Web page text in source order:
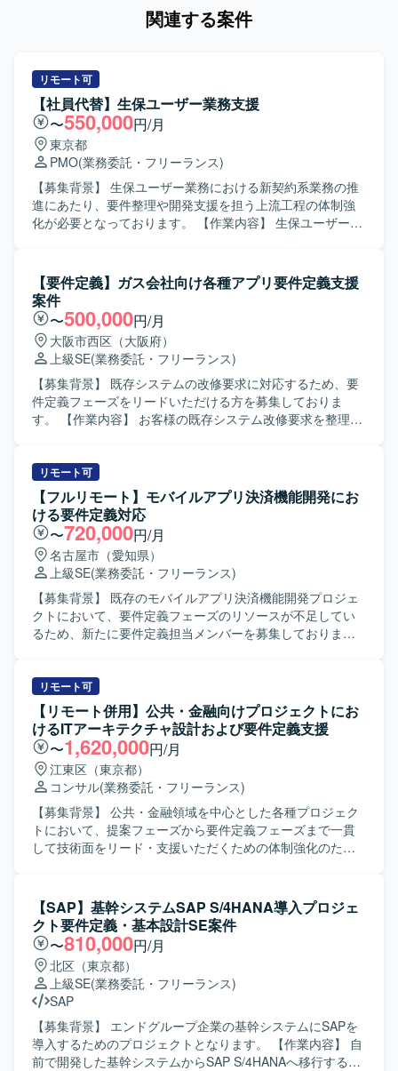
関連する案件
リモート可
【社員代替】生保ユーザー業務支援
〜550,000円/月
東京都
PMO(業務委託・フリーランス)
【募集背景】 生保ユーザー業務における新契約系業務の推
進にあたり、要件整理や開発支援を担う上流工程の体制強
化が必要となっております。 【作業内容】 生保ユーザー部
果物レビューなど、上流工程の開発支援を実施していただ
きます。 開発ベンダーとのコミュニケーションを通じて、
進捗や品質のコントロールを行っていただきます。 【求め
る人物像】 エンドユーザーとの折衝を主体的に進められる
コミュニケーション力の高い方を求めております。 業務観
点とシステム観点の双方から課題を捉え、自ら情報収集し
ながら提案・改善を行っていただける方が望ましいです。
【ポジションの魅力】 ユーザー側の立場で新契約系業務に
深く関わりながら、要件定義やレビューなど上流工程に特
られる環境です。 【開発環境】 開発言語などの技術要素に
ついては確認中です。
【要件定義】ガス会社向け各種アプリ要件定義支援
案件
〜500,000円/月
大阪市西区（大阪府）
上級SE(業務委託・フリーランス)
【募集背景】 既存システムの改修要求に対応するため、要
件定義フェーズをリードいただける方を募集しておりま
す。 【作業内容】 お客様の既存システム改修要求を整理
上流工程に関わる各種調整・ドキュメント作成もご担当い
ただきます。 【求める人物像】 率先してお客様やメンバー
とコミュニケーションを取りながら業務推進ができる方を
求めております。既存資料やソースから主体的に情報を収
集し、不明点は周囲に質問しながら自ら進んで確認できる
方にマッチするポジションです。 【ポジションの魅力】 複
数のアプリケーションに関する要件定義および基本設計に
関与でき、上流工程のスキルを幅広く磨いていただけま
す。お客様折衝や見積対応など、プロジェクト全体を見通
した経験を積むことができます。 【開発環境】 詳細な技術
す。
リモート可
【フルリモート】モバイルアプリ決済機能開発にお
ける要件定義対応
〜720,000円/月
名古屋市（愛知県）
上級SE(業務委託・フリーランス)
【募集背景】 既存のモバイルアプリ決済機能開発プロジェ
クトにおいて、要件定義フェーズのリソースが不足してい
るため、新たに要件定義担当メンバーを募集しておりま
とのミーティングに参加し、業務要件やシステム要件の整
理・文書化を行っていただきます。 既存メンバーと連携し
ながら、決済機能に関わる業務フローや画面・機能の要件
を整理し、合意形成を図りながらドキュメントへ落とし込
んでいただきます。 【求める人物像】 モバイルアプリおよ
び決済機能に関する知見を持ち、自ら主体的に情報を収集
しながら要件を整理できる方を求めております。 顧客との
コミュニケーションを通じて課題やニーズを的確に把握
し、分かりやすいドキュメントとしてまとめられる方が望
ましいです。 チームメンバーと協調しながらプロジェクト
当できるため、上流工程の経験を深めることができます。
既にプロジェクトに参画しているリーダーからのフォロー
を受けながら、顧客との折衝や要件整理のスキルを高めて
いただけます。 【開発環境】 モバイルアプリを対象とした
決済機能開発プロジェクトにおいて、要件定義書などのド
キュメントベースで要件を整理する環境となっておりま
す。
リモート可
【リモート併用】公共・金融向けプロジェクトにお
けるITアーキテクチャ設計および要件定義支援
〜1,620,000円/月
江東区（東京都）
コンサル(業務委託・フリーランス)
【募集背景】 公共・金融領域を中心とした各種プロジェク
トにおいて、提案フェーズから要件定義フェーズまで一貫
して技術面をリード・支援いただくための体制強化のため
テム全体のグランドデザイン策定および受注後の要件定義
フェーズを支援いただきます。 提案担当と連携し、技術領
域の担当者として、顧客のビジネス要件を踏まえたシステ
ム構成図やアーキテクチャ案の策定を行います。 受注後
は、要件定義フェーズにおいて、技術的な整合性とビジネ
ス要件を両立させながら、顧客や関係チームとの技術的な
合意形成を推進いただきます。 リード枠とメンバー枠での
募集を想定しており、リードとサブの2名体制で提案および
要件定義フェーズを遂行していただきます。 主な業務内容
として、提案フェーズにおけるグランドデザイン策定、シ
【SAP】基幹システムSAP S/4HANA導入プロジェ
クト要件定義・基本設計SE案件
〜810,000円/月
北区（東京都）
上級SE(業務委託・フリーランス)
SAP
【募集背景】 エンドグループ企業の基幹システムにSAPを
導入するためのプロジェクトとなります。 【作業内容】 自
前で開発した基幹システムからSAP S/4HANAへ移行するに